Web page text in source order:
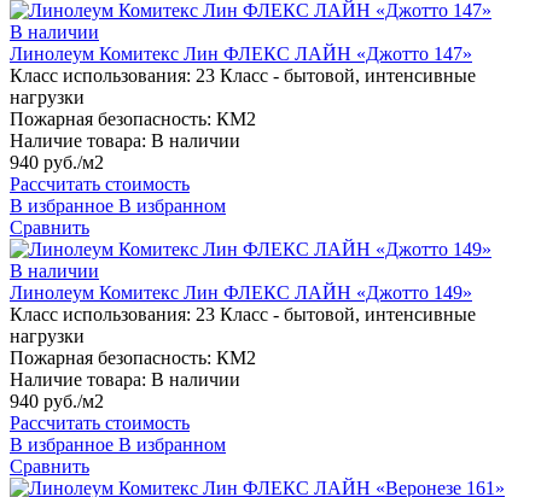
В наличии
Линолеум Комитекс Лин ФЛЕКС ЛАЙН «Джотто 147»
Класс использования: 23 Класс - бытовой, интенсивные
нагрузки
Пожарная безопасность: КМ2
Наличие товара: В наличии
940 руб./м2
Рассчитать стоимость
В избранное В избранном
Сравнить
В наличии
Линолеум Комитекс Лин ФЛЕКС ЛАЙН «Джотто 149»
Класс использования: 23 Класс - бытовой, интенсивные
нагрузки
Пожарная безопасность: КМ2
Наличие товара: В наличии
940 руб./м2
Рассчитать стоимость
В избранное В избранном
Сравнить